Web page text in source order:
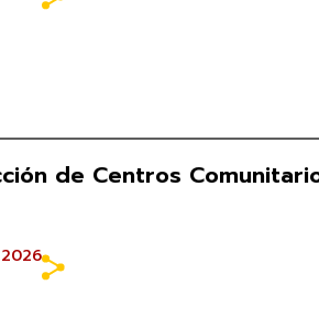
de Centros